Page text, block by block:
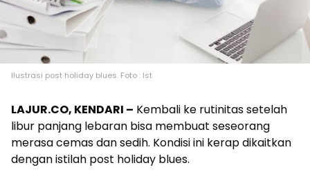
Ilustrasi post holiday blues. Foto : Ist
LAJUR.CO, KENDARI – Kembali ke rutinitas setelah
libur panjang lebaran bisa membuat seseorang
merasa cemas dan sedih. Kondisi ini kerap dikaitkan
dengan istilah post holiday blues.